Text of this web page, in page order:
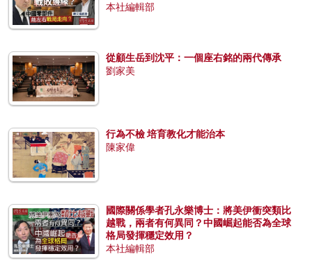
本社編輯部
從顧生岳到沈平：一個座右銘的兩代傳承
劉家美
行為不檢 培育教化才能治本
陳家偉
國際關係學者孔永樂博士：將美伊衝突類比
越戰，兩者有何異同？中國崛起能否為全球
格局發揮穩定效用？
本社編輯部